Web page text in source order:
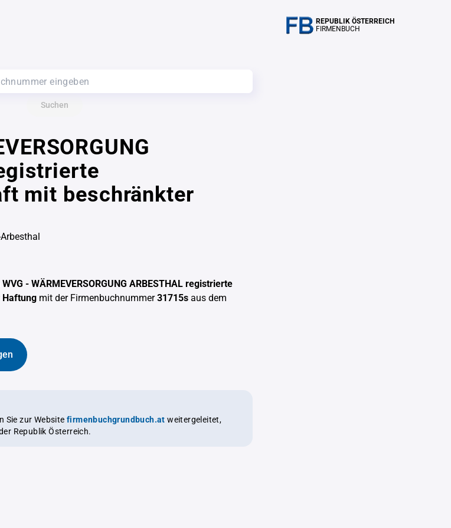
REPUBLIK ÖSTERREICH
FIRMENBUCH
Suchen
mit beschränkter
WVG - WÄRMEVERSORGUNG ARBESTHAL registrierte
Haftung mit der Firmenbuchnummer31715s aus dem
Sie zur Website firmenbuchgrundbuch.at weitergeleitet,
Republik Österreich.